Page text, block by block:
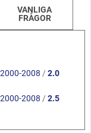
VANLIGA
FRÅGOR
2008 /2.0
2008 /2.5